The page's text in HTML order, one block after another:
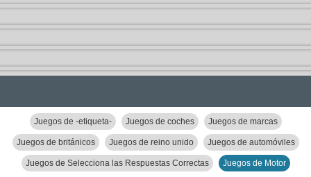
Juegos de -etiqueta- Juegos de coches Juegos de marcas
Juegos de británicos Juegos de reino unido Juegos de automóviles
Juegos de Selecciona las Respuestas Correctas Juegos de Motor